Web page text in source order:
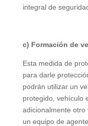
integral de
c) Formación de
Esta medida de
para darle
podrán utilizar un
protegido, vehículo
adicionalmente otro
un equipo de